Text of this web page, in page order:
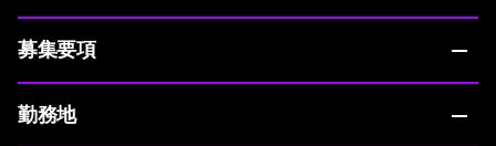
募集要項
勤務地